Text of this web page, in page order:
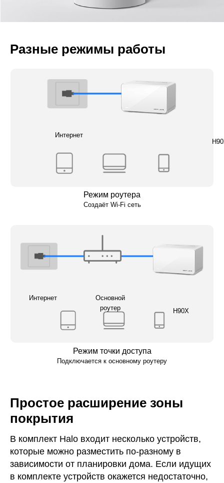
Разные режимы работы
Интернет
Режим роутера
Создаёт Wi-Fi сеть
Интернет
Основной
роутер
H90X
Режим точки доступа
Подключается к основному роутеру
Простое расширение зоны
покрытия
В комплект Halo входит несколько устройств,
которые можно разместить по-разному в
зависимости от планировки дома. Если идущих
в комплекте устройств окажется недостаточно,